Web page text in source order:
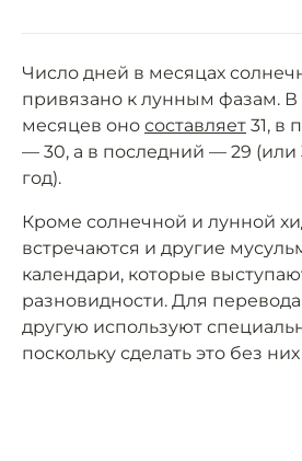
Число дней в месяцах
привязано к лунным фазам.
месяцев оно составляет 31, в
— 30, а в последний — 29 (или
год).
Кроме солнечной и лунной
встречаются и другие
календари, которые
разновидности. Для
другую используют
поскольку сделать это без